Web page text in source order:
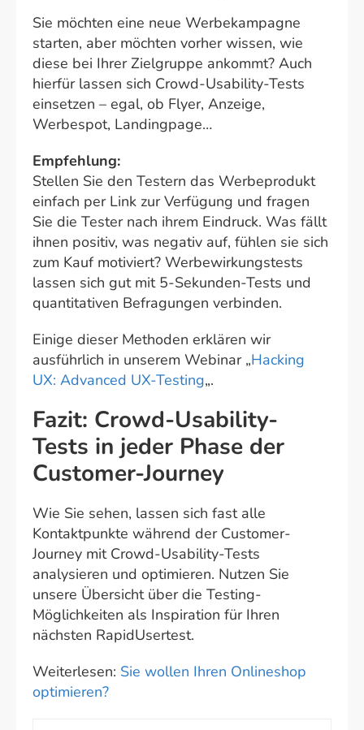
Sie möchten eine neue Werbekampagne
starten, aber möchten vorher wissen, wie
diese bei Ihrer Zielgruppe ankommt? Auch
hierfür lassen sich Crowd-Usability-Tests
einsetzen – egal, ob Flyer, Anzeige,
Werbespot, Landingpage…
Empfehlung:
Stellen Sie den Testern das Werbeprodukt
einfach per Link zur Verfügung und fragen
Sie die Tester nach ihrem Eindruck. Was fällt
ihnen positiv, was negativ auf, fühlen sie sich
zum Kauf motiviert? Werbewirkungstests
lassen sich gut mit 5-Sekunden-Tests und
quantitativen Befragungen verbinden.
Einige dieser Methoden erklären wir
ausführlich in unserem Webinar „Hacking
UX: Advanced UX-Testing„.
Fazit: Crowd-Usability-
Tests in jeder Phase der
Customer-Journey
Wie Sie sehen, lassen sich fast alle
Kontaktpunkte während der Customer-
Journey mit Crowd-Usability-Tests
analysieren und optimieren. Nutzen Sie
unsere Übersicht über die Testing-
Möglichkeiten als Inspiration für Ihren
nächsten RapidUsertest.
Weiterlesen: Sie wollen Ihren Onlineshop
optimieren?